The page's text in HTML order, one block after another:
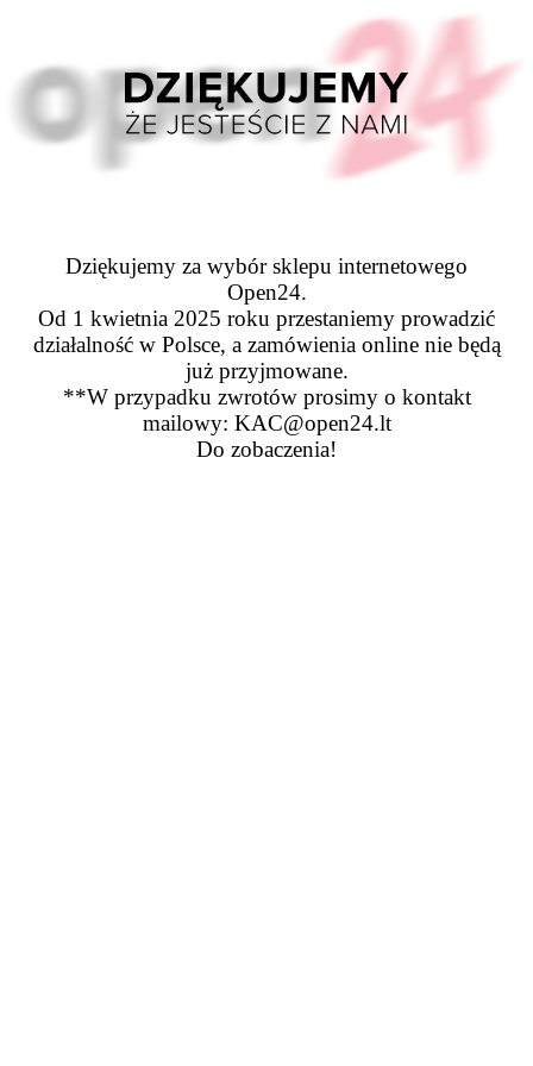
Dziękujemy za wybór sklepu internetowego
Open24.
Od 1 kwietnia 2025 roku przestaniemy prowadzić
działalność w Polsce, a zamówienia online nie będą
już przyjmowane.
**W przypadku zwrotów prosimy o kontakt
mailowy: KAC@open24.lt
Do zobaczenia!